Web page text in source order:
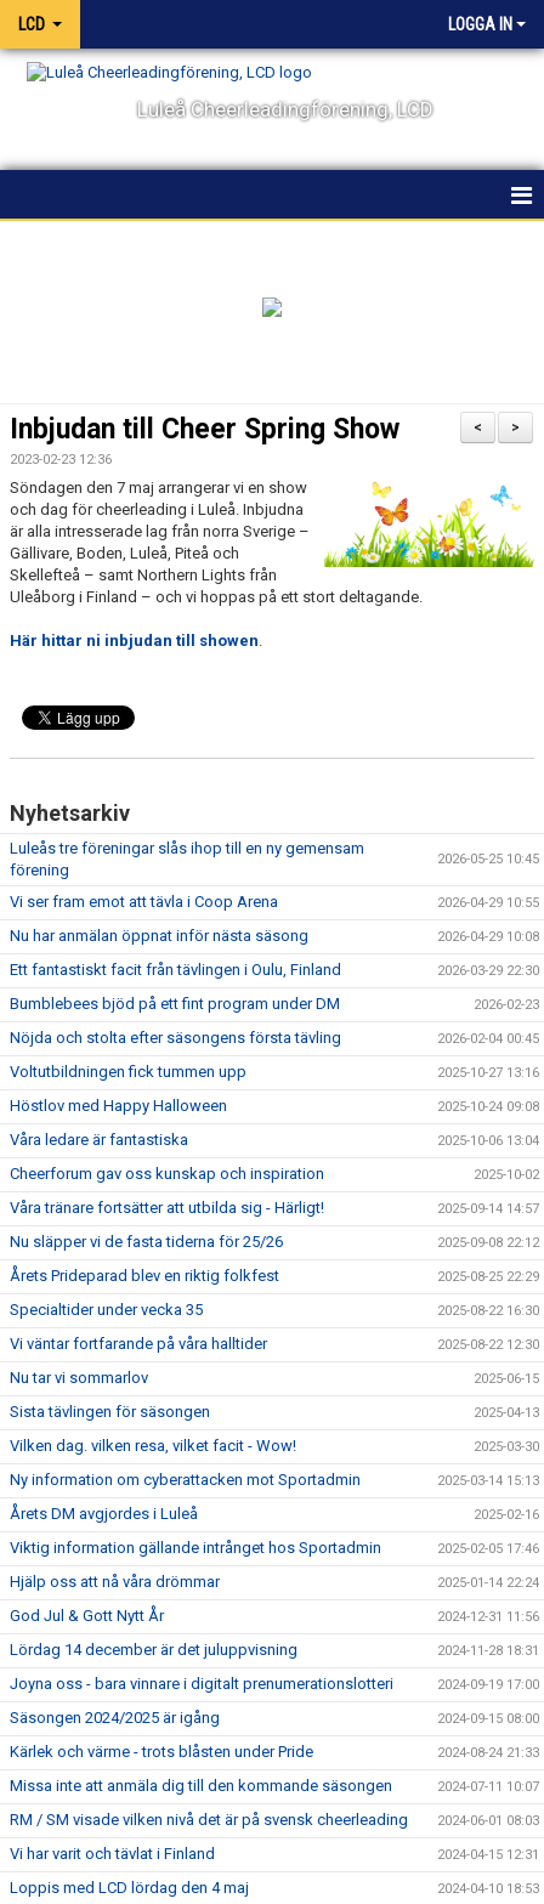
LCD LOGGA IN
Luleå Cheerleadingförening, LCD
VÅRA LAG OCH TRÄNARE
TÄVLING
LÄNKAR
>
<
Inbjudan till Cheer Spring Show
2023-02-23 12:36
Söndagen den 7 maj arrangerar vi en show
och dag för cheerleading i Luleå. Inbjudna
är alla intresserade lag från norra Sverige –
Gällivare, Boden, Luleå, Piteå och
Skellefteå – samt Northern Lights från
Uleåborg i Finland – och vi hoppas på ett stort deltagande.
Här hittar ni inbjudan till showen.
Nyhetsarkiv
Luleås tre föreningar slås ihop till en ny gemensam
förening
2026-05-25 10:45
Vi ser fram emot att tävla i Coop Arena 2026-04-29 10:55
Nu har anmälan öppnat inför nästa säsong 2026-04-29 10:08
Ett fantastiskt facit från tävlingen i Oulu, Finland 2026-03-29 22:30
Bumblebees bjöd på ett fint program under DM 2026-02-23
Nöjda och stolta efter säsongens första tävling 2026-02-04 00:45
Voltutbildningen fick tummen upp 2025-10-27 13:16
Höstlov med Happy Halloween 2025-10-24 09:08
Våra ledare är fantastiska 2025-10-06 13:04
Cheerforum gav oss kunskap och inspiration 2025-10-02
Våra tränare fortsätter att utbilda sig - Härligt! 2025-09-14 14:57
Nu släpper vi de fasta tiderna för 25/26 2025-09-08 22:12
Årets Prideparad blev en riktig folkfest 2025-08-25 22:29
Specialtider under vecka 35 2025-08-22 16:30
Vi väntar fortfarande på våra halltider 2025-08-22 12:30
Nu tar vi sommarlov 2025-06-15
Sista tävlingen för säsongen 2025-04-13
Vilken dag. vilken resa, vilket facit - Wow! 2025-03-30
Ny information om cyberattacken mot Sportadmin 2025-03-14 15:13
Årets DM avgjordes i Luleå 2025-02-16
Viktig information gällande intrånget hos Sportadmin 2025-02-05 17:46
Hjälp oss att nå våra drömmar 2025-01-14 22:24
God Jul & Gott Nytt År 2024-12-31 11:56
Lördag 14 december är det juluppvisning 2024-11-28 18:31
Joyna oss - bara vinnare i digitalt prenumerationslotteri 2024-09-19 17:00
Säsongen 2024/2025 är igång 2024-09-15 08:00
Kärlek och värme - trots blåsten under Pride 2024-08-24 21:33
Missa inte att anmäla dig till den kommande säsongen 2024-07-11 10:07
RM / SM visade vilken nivå det är på svensk cheerleading 2024-06-01 08:03
Vi har varit och tävlat i Finland 2024-04-15 12:31
Loppis med LCD lördag den 4 maj 2024-04-10 18:53